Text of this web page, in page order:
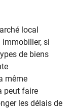
local
immobilier, si
de biens
même
peut faire
les délais de